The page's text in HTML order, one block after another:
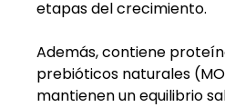
etapas del crecimiento.
Además, contiene
prebióticos naturales
mantienen un equilibrio